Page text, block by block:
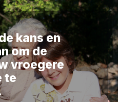
om de
vroegere
te